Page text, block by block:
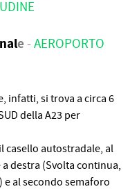
e - AEROPORTO
infatti, si trova a circa 6
della A23 per
casello autostradale, al
destra (Svolta continua,
al secondo semaforo